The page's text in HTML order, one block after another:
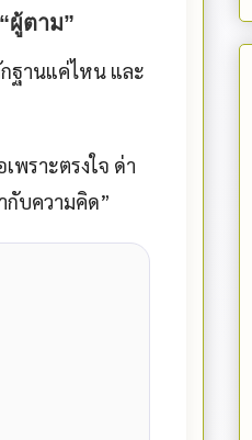
ผู้ตาม”
ฐานแค่ไหน และ
พราะตรงใจ ด่า
กับความคิด”